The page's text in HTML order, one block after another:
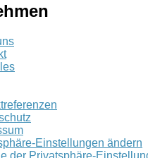
Einstellungen ändern
der Privatsphäre-